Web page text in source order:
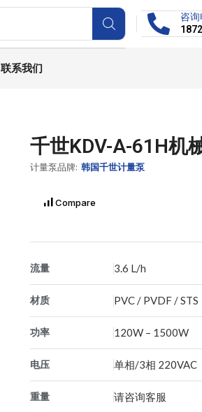
咨
联系我们
千世KDV-A-61H机
计量泵品牌: 韩国千世计量泵
Compare
流量 3.6 L/h
材质 PVC / PVDF / STS
功率 120W – 1500W
电压 单相/3相 220VAC
重量 请咨询客服